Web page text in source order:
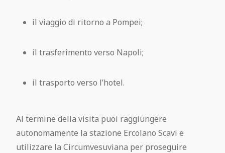
il viaggio di ritorno a Pompei;
il trasferimento verso Napoli;
il trasporto verso l’hotel.
Al termine della visita puoi raggiungere
autonomamente la stazione Ercolano Scavi e
utilizzare la Circumvesuviana per proseguire